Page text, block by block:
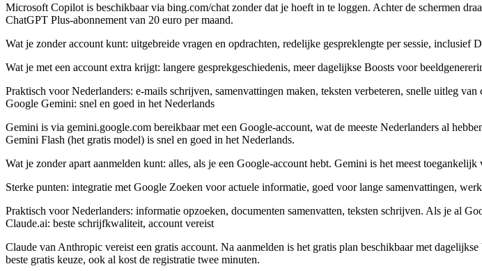
Microsoft Copilot is beschikbaar via bing.com/chat zonder dat je hoeft in te loggen. Achter de schermen
ChatGPT Plus-abonnement van 20 euro per maand.
Wat je zonder account kunt: uitgebreide vragen en opdrachten, redelijke gespreklengte per sessie,
Wat je met een account extra krijgt: langere gesprekgeschiedenis, meer dagelijkse Boosts voor
Praktisch voor Nederlanders: e-mails schrijven, samenvattingen maken, teksten verbeteren, snelle uitleg
Google Gemini: snel en goed in het Nederlands
Gemini is via gemini.google.com bereikbaar met een Google-account, wat de meeste Nederlanders al
Gemini Flash (het gratis model) is snel en goed in het Nederlands.
Wat je zonder apart aanmelden kunt: alles, als je een Google-account hebt. Gemini is het meest
Sterke punten: integratie met Google Zoeken voor actuele informatie, goed voor lange samenvattingen,
Praktisch voor Nederlanders: informatie opzoeken, documenten samenvatten, teksten schrijven. Als je al
Claude.ai: beste schrijfkwaliteit, account vereist
Claude van Anthropic vereist een gratis account. Na aanmelden is het gratis plan beschikbaar met
beste gratis keuze, ook al kost de registratie twee minuten.